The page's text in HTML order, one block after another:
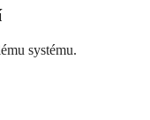
systému.